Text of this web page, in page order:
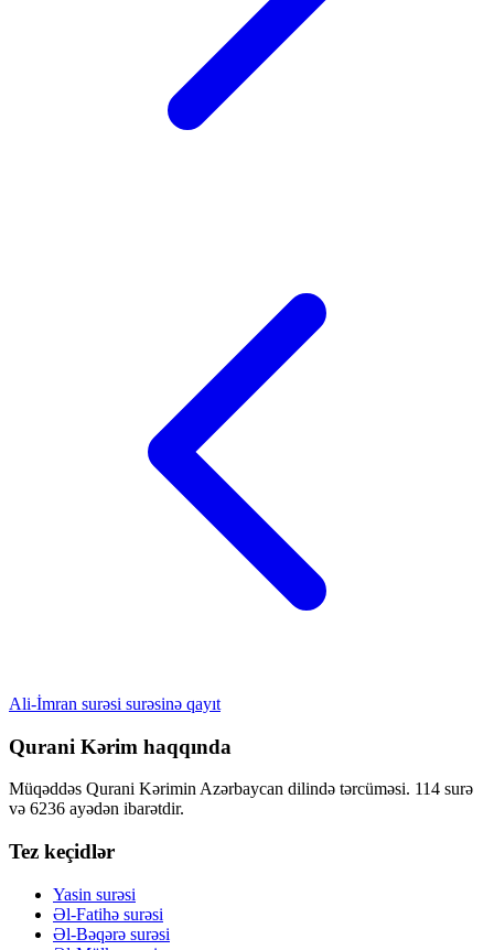
Ali-İmran surəsi surəsinə qayıt
Qurani Kərim haqqında
Müqəddəs Qurani Kərimin Azərbaycan dilində tərcüməsi. 114 surə
və 6236 ayədən ibarətdir.
Tez keçidlər
Yasin surəsi
Əl-Fatihə surəsi
Əl-Bəqərə surəsi